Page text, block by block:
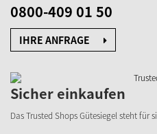
0800-409 01 50
IHRE ANFRAGE
Sicher einkaufen
Das Trusted Shops Gütesiegel steht für